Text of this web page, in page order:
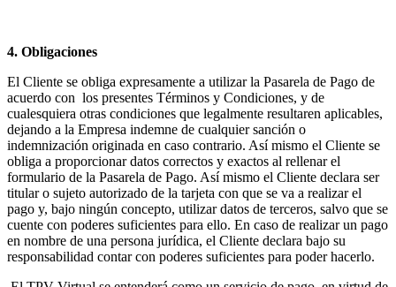
4. Obligaciones
El Cliente se obliga expresamente a utilizar la Pasarela de Pago de
acuerdo con los presentes Términos y Condiciones, y de
cualesquiera otras condiciones que legalmente resultaren aplicables,
dejando a la Empresa indemne de cualquier sanción o
indemnización originada en caso contrario. Así mismo el Cliente se
obliga a proporcionar datos correctos y exactos al rellenar el
formulario de la Pasarela de Pago. Así mismo el Cliente declara ser
titular o sujeto autorizado de la tarjeta con que se va a realizar el
pago y, bajo ningún concepto, utilizar datos de terceros, salvo que se
cuente con poderes suficientes para ello. En caso de realizar un pago
en nombre de una persona jurídica, el Cliente declara bajo su
responsabilidad contar con poderes suficientes para poder hacerlo.